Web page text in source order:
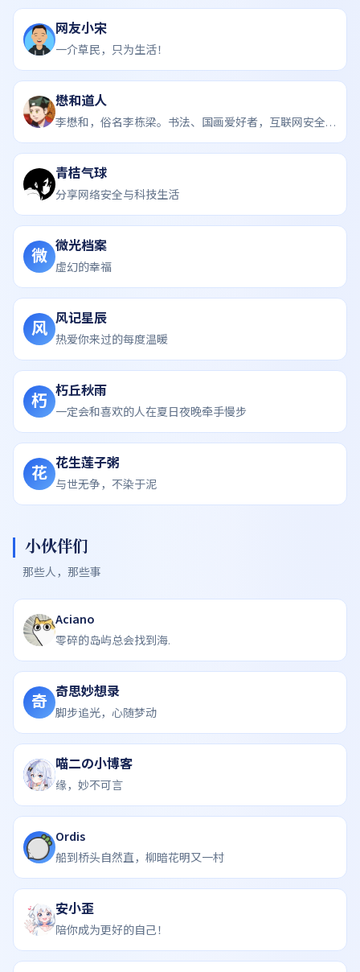
网友小宋
一介草民，只为生活！
懋和道人
李懋和，俗名李栋梁。书法、国画爱好者，互联网安全与前端建设者。
青桔气球
分享网络安全与科技生活
微 微光档案
虚幻的幸福
风 风记星辰
热爱你来过的每度温暖
朽 朽丘秋雨
一定会和喜欢的人在夏日夜晚牵手慢步
花 花生莲子粥
与世无争，不染于泥
小伙伴们
那些人，那些事
Aciano
零碎的岛屿总会找到海.
奇 奇思妙想录
脚步追光，心随梦动
喵二の小博客
缘，妙不可言
Ordis
船到桥头自然直，柳暗花明又一村
安小歪
陪你成为更好的自己！